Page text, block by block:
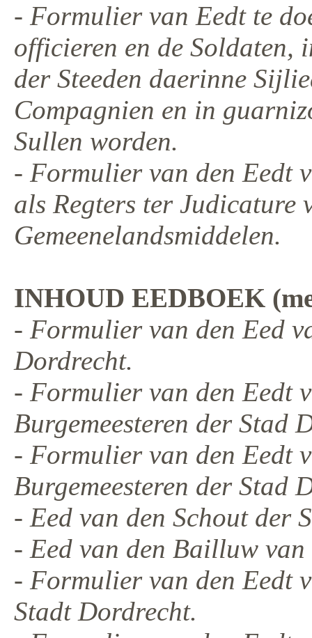
- Formulier van Eedt te
officieren en de Soldaten,
der Steeden daerinne
Compagnien en in
Sullen worden.
- Formulier van den Eedt
als Regters ter Judicature
Gemeenelandsmiddelen.
INHOUD EEDBOEK
- Formulier van den Eed
Dordrecht.
- Formulier van den Eedt
Burgemeesteren der Stad
- Formulier van den Eedt
Burgemeesteren der Stad
- Eed van den Schout der
- Eed van den Bailluw van
- Formulier van den Eedt
Stadt Dordrecht.